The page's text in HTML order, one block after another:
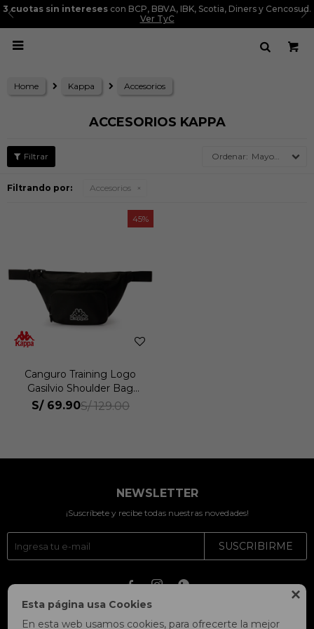

Esta página usa Cookies
En esta web usamos cookies, para ofrecerte la mejor
3 cuotas sin intereses con BCP, BBVA, IBK, Scotia, Diners y Cencosud.
Ver TyC

Home Kappa Accesorios
ACCESORIOS KAPPA
Mayor precio
Filtrando por: Accesorios
45
Canguro Training Logo
Gasilvio Shoulder Bag
Unisex
S/ 69.90S/ 129.00
NEWSLETTER
¡Suscríbete y recibe todas nuestras novedades!
SUSCRIBIRME
  